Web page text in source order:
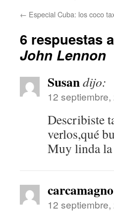
← Especial Cuba: los coco
6 respuestas a
John Lennon
Susandijo:
12
Describiste
verlos,qué
Muy linda la
carcamagno
12